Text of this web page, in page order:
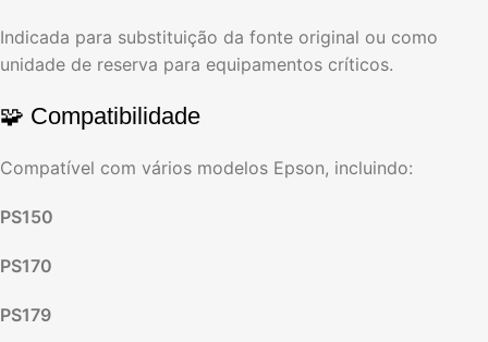
Indicada para substituição da fonte original ou como
unidade de reserva para equipamentos críticos.
🧩 Compatibilidade
Compatível com vários modelos Epson, incluindo:
PS150
PS170
PS179